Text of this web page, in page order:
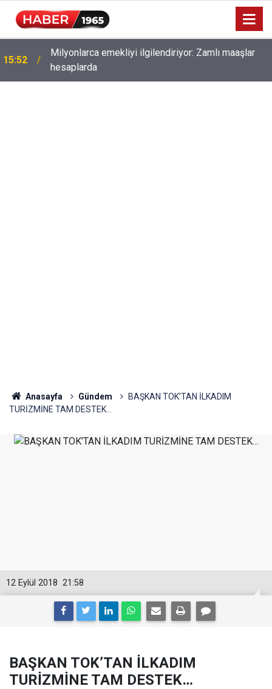
15:52
Milyonlarca emekliyi ilgilendiriyor: Zamlı maaşlar
hesaplarda
Anasayfa Gündem
BAŞKAN TOK’TAN İLKADIM
TURİZMİNE TAM DESTEK…
21:58
12 Eylül 2018
BAŞKAN TOK’TAN İLKADIM
TURİZMİNE TAM DESTEK…